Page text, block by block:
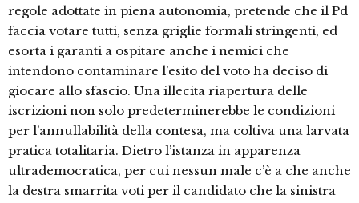
regole adottate in piena autonomia, pretende che il Pd
faccia votare tutti, senza griglie formali stringenti, ed
esorta i garanti a ospitare anche i nemici che
intendono contaminare l’esito del voto ha deciso di
giocare allo sfascio. Una illecita riapertura delle
iscrizioni non solo predeterminerebbe le condizioni
per l’annullabilità della contesa, ma coltiva una larvata
pratica totalitaria. Dietro l’istanza in apparenza
ultrademocratica, per cui nessun male c’è a che anche
la destra smarrita voti per il candidato che la sinistra